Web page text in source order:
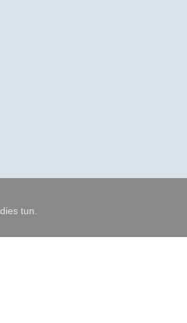
tun.